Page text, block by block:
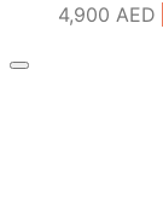
4,900 AED